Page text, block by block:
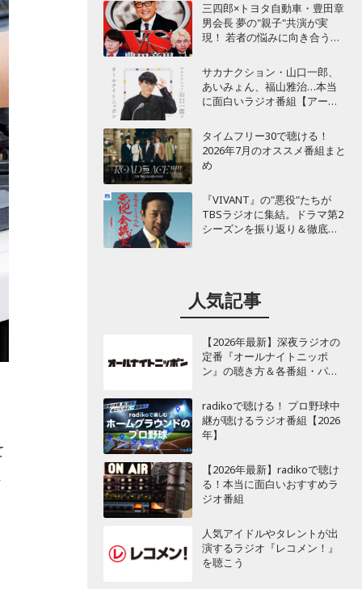
三四郎×トヨタ自動車・豊田章
男会長 夢の"親子"共演が実
現！ 若者の悩みに向き合うポ
サカナクション・山口一郎、
あいみょん、福山雅治…本当
に面白いラジオ番組【アーテ
タイムフリー30で聴ける！
2026年7月のオススメ番組まと
め
『VIVANT』の"悪役"たちが
TBSラジオに集結。ドラマ第2
シーズンを振り返り＆徹底考
人気記事
【2026年最新】深夜ラジオの
定番『オールナイトニッポ
ン』の聴き方＆各番組・パー
radikoで聴ける！ プロ野球中
継が聴けるラジオ番組【2026
年】
【2026年最新】radikoで聴け
る！本当に面白いおすすめラ
ジオ番組
人気アイドルやタレントが出
演するラジオ『レコメン！』
を聴こう